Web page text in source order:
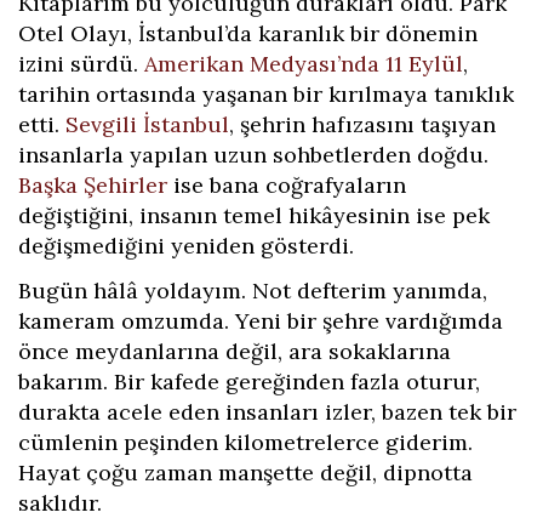
Otel Olayı, İstanbul’da karanlık bir dönemin
izini sürdü. Amerikan Medyası’nda 11 Eylül,
tarihin ortasında yaşanan bir kırılmaya tanıklık
etti. Sevgili İstanbul, şehrin hafızasını taşıyan
insanlarla yapılan uzun sohbetlerden doğdu.
Başka Şehirler ise bana coğrafyaların
değiştiğini, insanın temel hikâyesinin ise pek
değişmediğini yeniden gösterdi.
Bugün hâlâ yoldayım. Not defterim yanımda,
kameram omzumda. Yeni bir şehre vardığımda
önce meydanlarına değil, ara sokaklarına
bakarım. Bir kafede gereğinden fazla oturur,
durakta acele eden insanları izler, bazen tek bir
cümlenin peşinden kilometrelerce giderim.
Hayat çoğu zaman manşette değil, dipnotta
saklıdır.